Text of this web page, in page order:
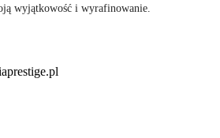
wyjątkowość i wyrafinowanie.